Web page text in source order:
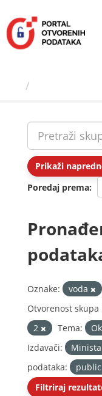
sadržaj
Prikaži
Poredaj prema
Oznake: voda
Otvorenost
2
Tema:
Izdavači:
podataka:
public
Filtriraj